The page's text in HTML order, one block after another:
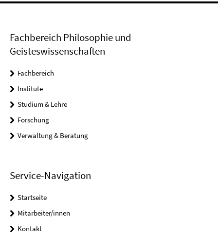
Fachbereich Philosophie und
Geisteswissenschaften
Fachbereich
Institute
Studium & Lehre
Forschung
Verwaltung & Beratung
Service-Navigation
Startseite
Mitarbeiter/innen
Kontakt